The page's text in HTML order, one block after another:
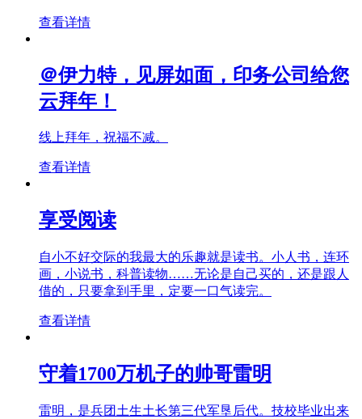
查看详情
＠伊力特，见屏如面，印务公司给您
云拜年！
线上拜年，祝福不减。
查看详情
享受阅读
自小不好交际的我最大的乐趣就是读书。小人书，连环
画，小说书，科普读物……无论是自己买的，还是跟人
借的，只要拿到手里，定要一口气读完。
查看详情
守着1700万机子的帅哥雷明
雷明，是兵团土生土长第三代军垦后代。技校毕业出来